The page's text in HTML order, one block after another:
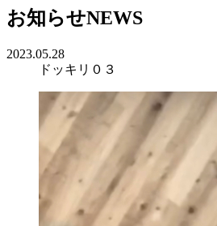
お知らせNEWS
2023.05.28
ドッキリ０３